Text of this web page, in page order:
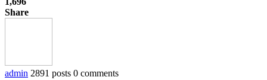
Share
admin 2891 posts 0 comments